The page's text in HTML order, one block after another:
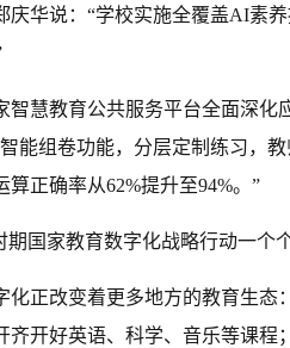
华说：“学校实施全覆盖AI素
慧教育公共服务平台全面深化
能组卷功能，分层定制练习，
正确率从62%提升至94%。”
国家教育数字化战略行动一个
正改变着更多地方的教育生态
齐开好英语、科学、音乐等课程